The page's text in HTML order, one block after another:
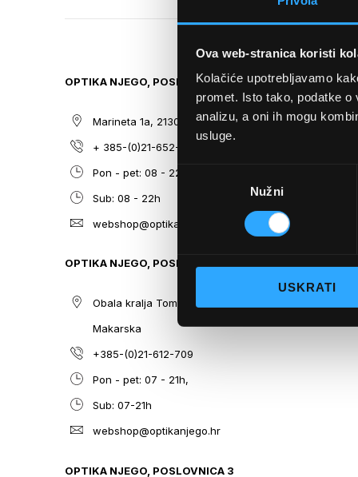
Ova web-stranica koristi
Kolačiće upotrebljavamo
promet. Isto tako, podatke
analizu, a oni ih mogu
usluge.
Odabir
Nužni
USKRATI
THE
THE
GALLERY
OPTIKA NJEGO, POSLOVNICA 1
Marineta 1a, 21300 Makarska
+ 385-(0)21-652-102
Pon - pet: 08 - 22h,
Sub: 08 - 22h
webshop@optikanjego.hr
OPTIKA NJEGO, POSLOVNICA 2
Obala kralja Tomislava 14, 21300
Makarska
+385-(0)21-612-709
Pon - pet: 07 - 21h,
Sub: 07-21h
webshop@optikanjego.hr
OPTIKA NJEGO, POSLOVNICA 3
SITEMAP
O nama
Optika